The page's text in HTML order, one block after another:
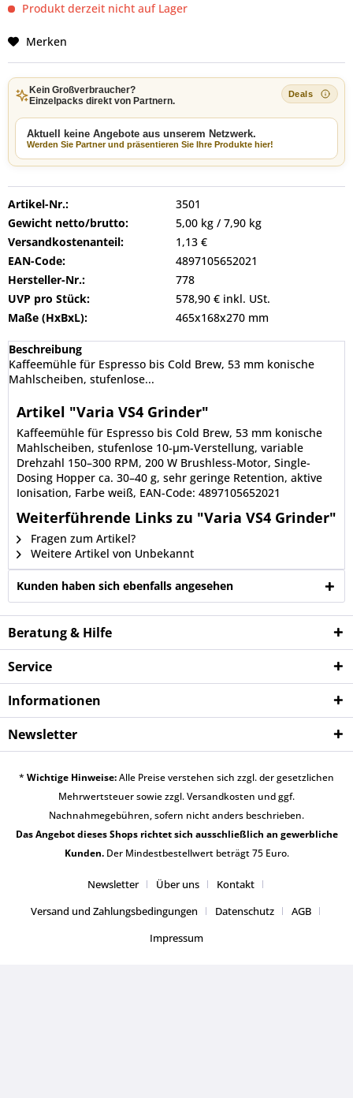
Produkt derzeit nicht auf Lager
Merken
Kein Großverbraucher?
Einzelpacks direkt von Partnern.
Aktuell keine Angebote aus unserem Netzwerk.
Werden Sie Partner und präsentieren Sie Ihre Produkte hier!
Artikel-Nr.:
3501
Gewicht netto/brutto:
5,00 kg / 7,90 kg
Versandkostenanteil:
1,13 €
EAN-Code:
4897105652021
Hersteller-Nr.:
778
UVP pro Stück:
578,90 € inkl. USt.
Maße (HxBxL):
465x168x270 mm
Beschreibung
Kaffeemühle für Espresso bis Cold Brew, 53 mm konische
Mahlscheiben, stufenlose...
Artikel "Varia VS4 Grinder"
Kaffeemühle für Espresso bis Cold Brew, 53 mm konische
Mahlscheiben, stufenlose 10-µm-Verstellung, variable
Drehzahl 150–300 RPM, 200 W Brushless-Motor, Single-
Dosing Hopper ca. 30–40 g, sehr geringe Retention, aktive
Ionisation, Farbe weiß, EAN-Code: 4897105652021
Weiterführende Links zu "Varia VS4 Grinder"
Fragen zum Artikel?
Weitere Artikel von Unbekannt
Kunden haben sich ebenfalls angesehen
Beratung & Hilfe
Service
Informationen
Newsletter
* Wichtige Hinweise:Alle Preise verstehen sich zzgl. der gesetzlichen
Mehrwertsteuer sowie zzgl.Versandkosten und ggf.
Nachnahmegebühren, sofern nicht anders beschrieben.
Das Angebot dieses Shops richtet sich ausschließlich an gewerbliche
Kunden.Der Mindestbestellwert beträgt 75 Euro.
Newsletter Über uns
Kontakt
Versand und Zahlungsbedingungen
Datenschutz
AGB
Impressum